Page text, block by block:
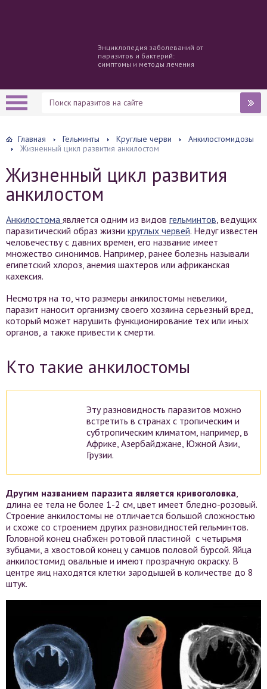
Энциклопедия заболеваний от
паразитов и бактерий:
симптомы и методы лечения
Главная Гельминты Круглые черви
Анкилостомидозы
Жизненный цикл развития анкилостом
Жизненный цикл развития
анкилостом
Анкилостома является одним из видов гельминтов, ведущих
паразитический образ жизни круглых червей. Недуг известен
человечеству с давних времен, его название имеет
множество синонимов. Например, ранее болезнь называли
египетский хлороз, анемия шахтеров или африканская
кахексия.
Несмотря на то, что размеры анкилостомы невелики,
паразит наносит организму своего хозяина серьезный вред,
который может нарушить функционирование тех или иных
органов, а также привести к смерти.
Кто такие анкилостомы
Эту разновидность паразитов можно
встретить в странах с тропическим и
субтропическим климатом, например, в
Африке, Азербайджане, Южной Азии,
Грузии.
Другим названием паразита является кривоголовка,
длина ее тела не более 1-2 см, цвет имеет бледно-розовый.
Строение анкилостомы не отличается большой сложностью
и схоже со строением других разновидностей гельминтов.
Головной конец снабжен ротовой пластиной с четырьмя
зубцами, а хвостовой конец у самцов половой бурсой. Яйца
анкилостомид овальные и имеют прозрачную окраску. В
центре яиц находятся клетки зародышей в количестве до 8
штук.